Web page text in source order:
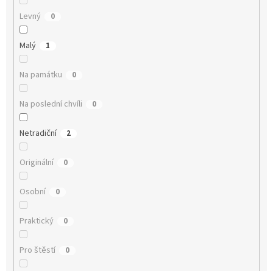
Levný 0
Malý 1
Na památku 0
Na poslední chvíli 0
Netradiční 2
Originální 0
Osobní 0
Praktický 0
Pro štěstí 0